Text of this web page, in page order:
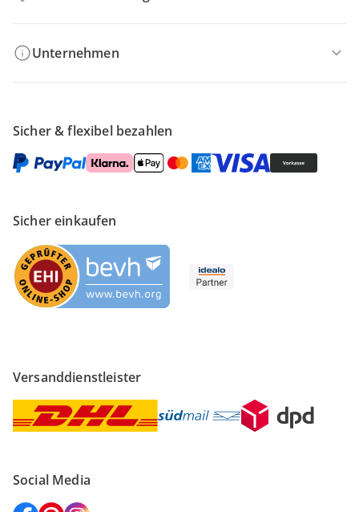
Unternehmen
Sicher & flexibel bezahlen
Sicher einkaufen
Versanddienstleister
Social Media